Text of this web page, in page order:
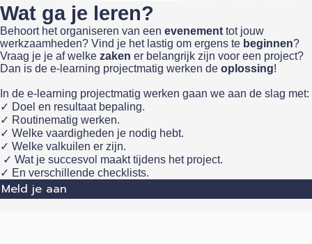
Wat ga je leren?
Behoort het organiseren van een evenement tot jouw
werkzaamheden? Vind je het lastig om ergens te beginnen?
Vraag je je af welke zaken er belangrijk zijn voor een project?
Dan is de e-learning projectmatig werken de oplossing!
In de e-learning projectmatig werken gaan we aan de slag met:
✓ Doel en resultaat bepaling.
✓ Routinematig werken.
✓ Welke vaardigheden je nodig hebt.
✓ Welke valkuilen er zijn.
✓ Wat je succesvol maakt tijdens het project.
✓ En verschillende checklists.
Meld je aan